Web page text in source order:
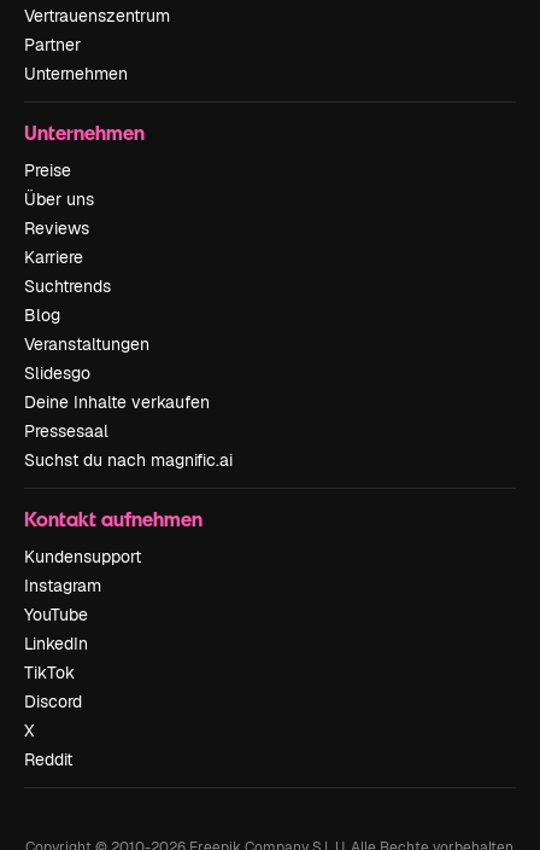
Vertrauenszentrum
Partner
Unternehmen
Unternehmen
Preise
Über uns
Reviews
Karriere
Suchtrends
Blog
Veranstaltungen
Slidesgo
Deine Inhalte verkaufen
Pressesaal
Suchst du nach magnific.ai
Kontakt aufnehmen
Kundensupport
Instagram
YouTube
LinkedIn
TikTok
Discord
X
Reddit